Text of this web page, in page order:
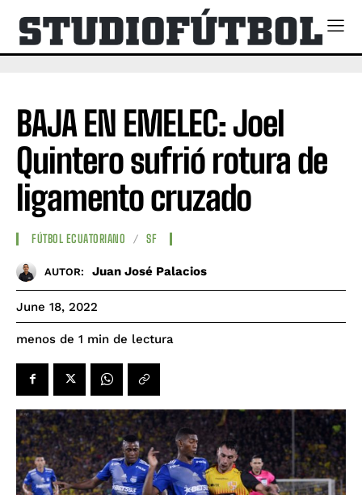
BAJA EN EMELEC: Joel
Quintero sufrió rotura de
ligamento cruzado
FÚTBOL ECUATORIANO SF
AUTOR: Juan José Palacios
June 18, 2022
menos de 1 min de lectura